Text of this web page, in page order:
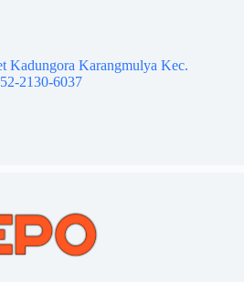
Kadungora Karangmulya Kec.
2130-6037